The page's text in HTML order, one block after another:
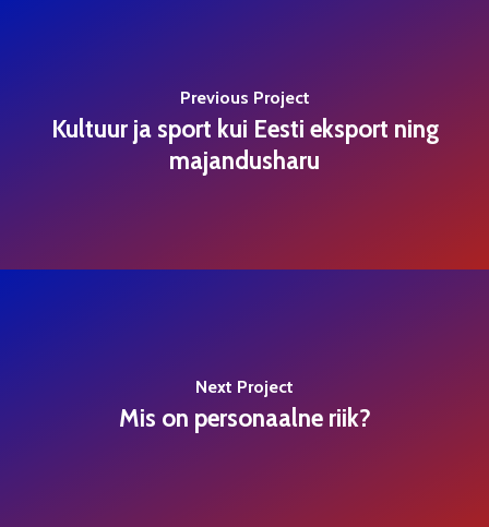
Previous Project
Kultuur ja sport kui Eesti eksport ning
majandusharu
Next Project
Mis on personaalne riik?